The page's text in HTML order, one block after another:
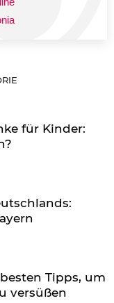
für Kinder:
Tipps, um
versüßen